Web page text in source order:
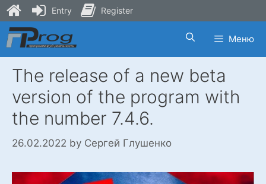
Skip
to
content
Меню
The release of a new beta
version of the program with
the number 7.4.6.
26.02.2022 by Сергей Глушенко
Entry Register